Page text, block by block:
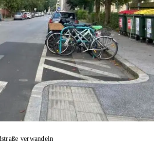
verwandeln